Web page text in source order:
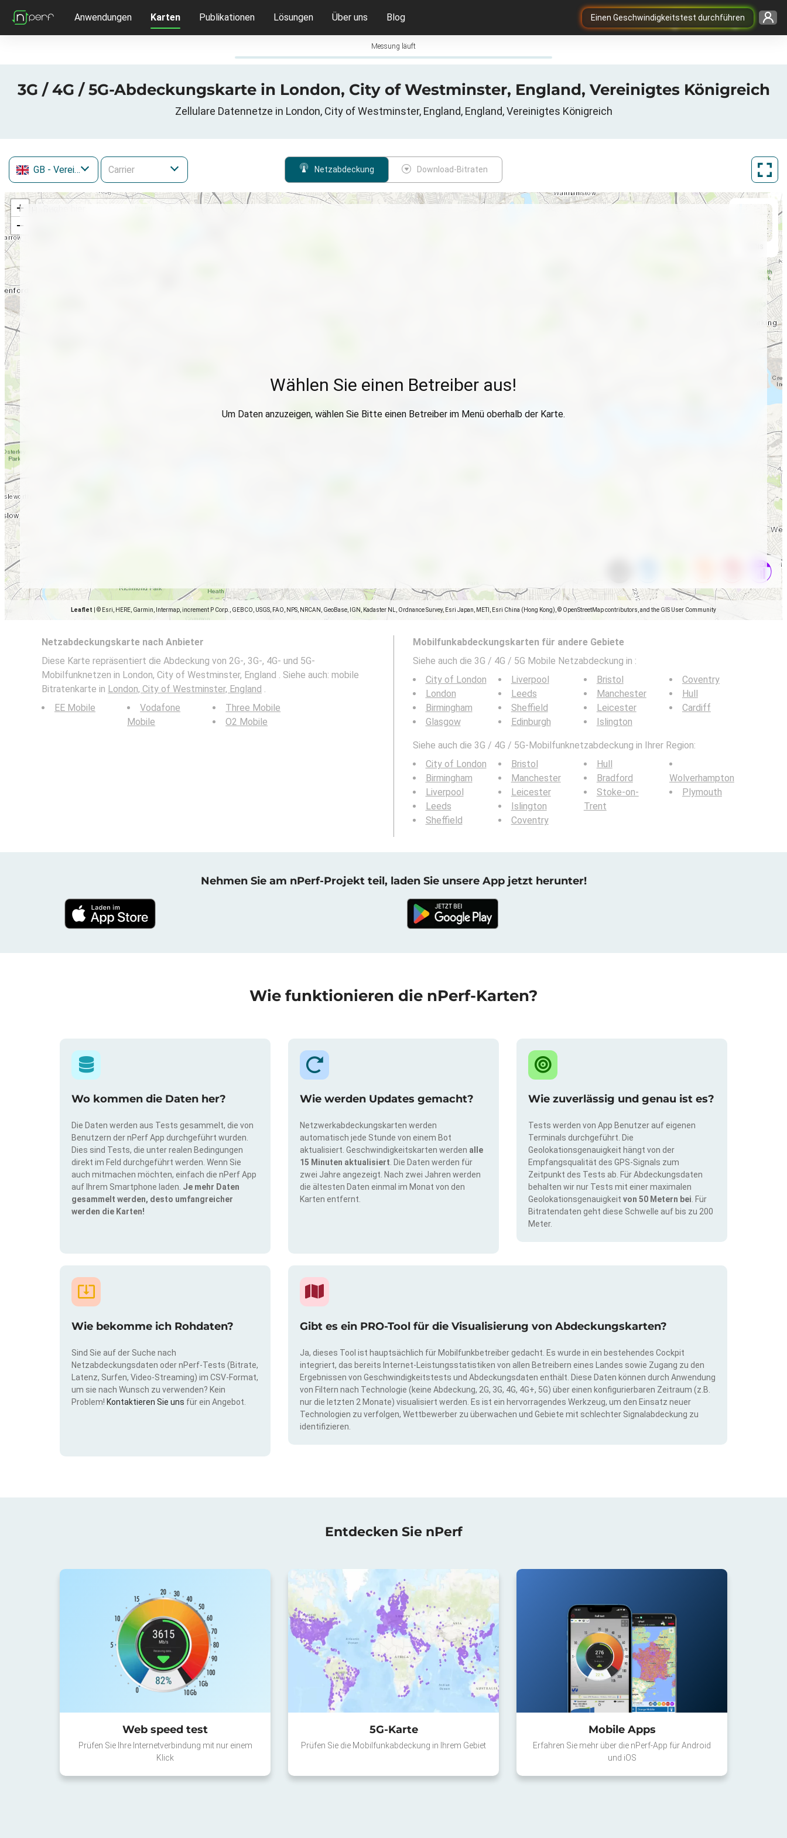
Einen Geschwindigkeitstest durchführen
Anwendungen Karten Publikationen Lösungen Über uns Blog
Messung läuft
3G / 4G / 5G-Abdeckungskarte in London, City of Westminster, England, Vereinigtes Königreich
Zellulare Datennetze in London, City of Westminster, England, England, Vereinigtes Königreich
GB - Vereinigtes Königreich Netzabdeckung Download-Bitraten
+
−
Leaflet © Esri, HERE, Garmin, Intermap, increment P Corp., GEBCO, USGS, FAO, NPS, NRCAN, GeoBase, IGN, Kadaster NL, Ordnance Survey, Esri Japan, METI, Esri China (Hong Kong), © OpenStreetMap contributors, and the GIS User Community
Wählen Sie einen Betreiber aus!
Um Daten anzuzeigen, wählen Sie Bitte einen Betreiber im Menü oberhalb der Karte.
Netzabdeckungskarte nach Anbieter
Diese Karte repräsentiert die Abdeckung von 2G-, 3G-, 4G- und 5G-
Mobilfunknetzen in London, City of Westminster, England . Siehe auch: mobile
Bitratenkarte in London, City of Westminster, England .
EE Mobile
Vodafone
Mobile
Three Mobile
O2 Mobile
Mobilfunkabdeckungskarten für andere Gebiete
Siehe auch die 3G / 4G / 5G Mobile Netzabdeckung in :
City of London
London
Birmingham
Glasgow
Liverpool
Leeds
Sheffield
Edinburgh
Bristol
Manchester
Leicester
Islington
Coventry
Hull
Cardiff
Siehe auch die 3G / 4G / 5G-Mobilfunknetzabdeckung in Ihrer Region:
City of London
Birmingham
Liverpool
Leeds
Sheffield
Bristol
Manchester
Leicester
Islington
Coventry
Hull
Bradford
Stoke-on-
Trent
Wolverhampton
Plymouth
Nehmen Sie am nPerf-Projekt teil, laden Sie unsere App jetzt herunter!
Wie funktionieren die nPerf-Karten?
Wo kommen die Daten her?
Die Daten werden aus Tests gesammelt, die von
Benutzern der nPerf App durchgeführt wurden.
Dies sind Tests, die unter realen Bedingungen
direkt im Feld durchgeführt werden. Wenn Sie
auch mitmachen möchten, einfach die nPerf App
auf Ihrem Smartphone laden. Je mehr Daten
gesammelt werden, desto umfangreicher
werden die Karten!
Wie werden Updates gemacht?
Netzwerkabdeckungskarten werden
automatisch jede Stunde von einem Bot
aktualisiert. Geschwindigkeitskarten werden alle
15 Minuten aktualisiert . Die Daten werden für
zwei Jahre angezeigt. Nach zwei Jahren werden
die ältesten Daten einmal im Monat von den
Karten entfernt.
Wie zuverlässig und genau ist es?
Tests werden von App Benutzer auf eigenen
Terminals durchgeführt. Die
Geolokationsgenauigkeit hängt von der
Empfangsqualität des GPS-Signals zum
Zeitpunkt des Tests ab. Für Abdeckungsdaten
behalten wir nur Tests mit einer maximalen
Geolokationsgenauigkeit von 50 Metern bei . Für
Bitratendaten geht diese Schwelle auf bis zu 200
Meter.
Wie bekomme ich Rohdaten?
Sind Sie auf der Suche nach
Netzabdeckungsdaten oder nPerf-Tests (Bitrate,
Latenz, Surfen, Video-Streaming) im CSV-Format,
um sie nach Wunsch zu verwenden? Kein
Problem! Kontaktieren Sie uns für ein Angebot.
Gibt es ein PRO-Tool für die Visualisierung von Abdeckungskarten?
Ja, dieses Tool ist hauptsächlich für Mobilfunkbetreiber gedacht. Es wurde in ein bestehendes Cockpit
integriert, das bereits Internet-Leistungsstatistiken von allen Betreibern eines Landes sowie Zugang zu den
Ergebnissen von Geschwindigkeitstests und Abdeckungsdaten enthält. Diese Daten können durch Anwendung
von Filtern nach Technologie (keine Abdeckung, 2G, 3G, 4G, 4G+, 5G) über einen konfigurierbaren Zeitraum (z.B.
nur die letzten 2 Monate) visualisiert werden. Es ist ein hervorragendes Werkzeug, um den Einsatz neuer
Technologien zu verfolgen, Wettbewerber zu überwachen und Gebiete mit schlechter Signalabdeckung zu
identifizieren.
Entdecken Sie nPerf
Web speed test
Prüfen Sie Ihre Internetverbindung mit nur einem
Klick
5G-Karte
Prüfen Sie die Mobilfunkabdeckung in Ihrem Gebiet
Mobile Apps
Erfahren Sie mehr über die nPerf-App für Android
und iOS